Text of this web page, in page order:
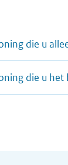
die u
die u het